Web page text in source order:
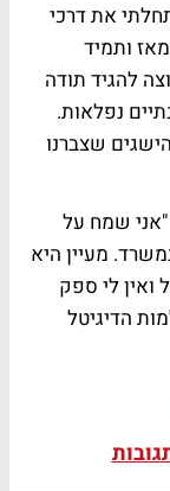
את דרכי
מאז ותמיד
להגיד תודה
נפלאות.
שצברנו
"אני שמח על
מעיין היא
לי ספק
הדיגיטל